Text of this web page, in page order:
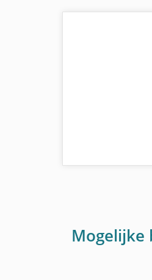
Mogelijke